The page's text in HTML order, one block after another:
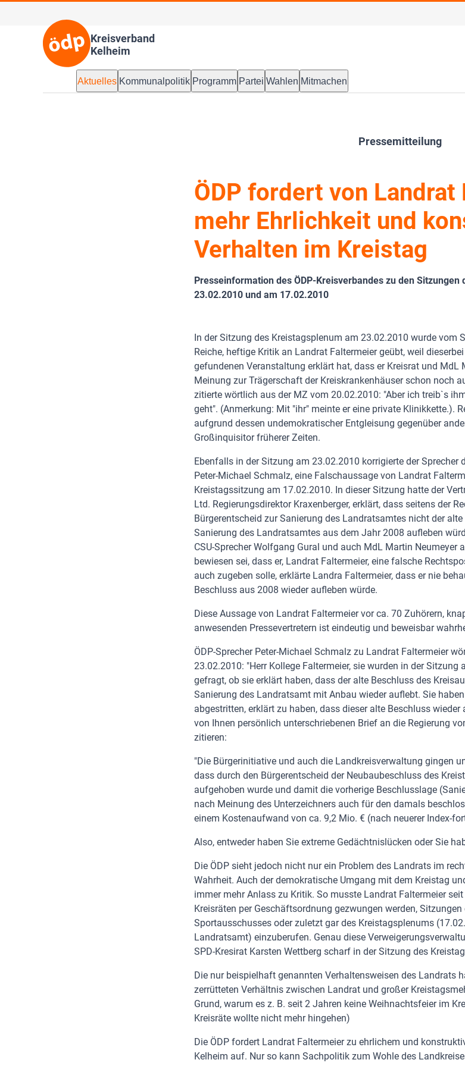
Kreisverband
Kelheim
Aktuelles Kommunalpolitik Programm Partei Wahlen Mitmachen
Pressemitteilung
ÖDP fordert von
mehr Ehrlichkeit und
Verhalten im Kreistag
Presseinformation des ÖDP-Kreisverbandes zu den Sitzungen
23.02.2010 und am 17.02.2010
In der Sitzung des Kreistagsplenum am 23.02.2010 wurde vom
Reiche, heftige Kritik an Landrat Faltermeier geübt, weil
gefundenen Veranstaltung erklärt hat, dass er Kreisrat und MdL
Meinung zur Trägerschaft der Kreiskrankenhäuser schon noch
zitierte wörtlich aus der MZ vom 20.02.2010: "Aber ich treib`s
geht". (Anmerkung: Mit "ihr" meinte er eine private Klinikkette.).
aufgrund dessen undemokratischer Entgleisung gegenüber
Großinquisitor früherer Zeiten.
Ebenfalls in der Sitzung am 23.02.2010 korrigierte der Sprecher
Peter-Michael Schmalz, eine Falschaussage von Landrat
Kreistagssitzung am 17.02.2010. In dieser Sitzung hatte der
Ltd. Regierungsdirektor Kraxenberger, erklärt, dass seitens der
Bürgerentscheid zur Sanierung des Landratsamtes nicht der
Sanierung des Landratsamtes aus dem Jahr 2008 aufleben
CSU-Sprecher Wolfgang Gural und auch MdL Martin Neumeyer
bewiesen sei, dass er, Landrat Faltermeier, eine falsche
auch zugeben solle, erklärte Landra Faltermeier, dass er nie
Beschluss aus 2008 wieder aufleben würde.
Diese Aussage von Landrat Faltermeier vor ca. 70 Zuhörern,
anwesenden Pressevertretern ist eindeutig und beweisbar
ÖDP-Sprecher Peter-Michael Schmalz zu Landrat Faltermeier
23.02.2010: "Herr Kollege Faltermeier, sie wurden in der
gefragt, ob sie erklärt haben, dass der alte Beschluss des
Sanierung des Landratsamt mit Anbau wieder auflebt. Sie
abgestritten, erklärt zu haben, dass dieser alte Beschluss
von Ihnen persönlich unterschriebenen Brief an die Regierung
zitieren:
"Die Bürgerinitiative und auch die Landkreisverwaltung gingen
dass durch den Bürgerentscheid der Neubaubeschluss des
aufgehoben wurde und damit die vorherige Beschlusslage
nach Meinung des Unterzeichners auch für den damals
einem Kostenaufwand von ca. 9,2 Mio. € (nach neuerer Index-
Also, entweder haben Sie extreme Gedächtnislücken oder Sie
Die ÖDP sieht jedoch nicht nur ein Problem des Landrats im
Wahrheit. Auch der demokratische Umgang mit dem Kreistag
immer mehr Anlass zu Kritik. So musste Landrat Faltermeier
Kreisräten per Geschäftsordnung gezwungen werden,
Sportausschusses oder zuletzt gar des Kreistagsplenums
Landratsamt) einzuberufen. Genau diese
SPD-Kresirat Karsten Wettberg scharf in der Sitzung des
Die nur beispielhaft genannten Verhaltensweisen des Landrats
zerrütteten Verhältnis zwischen Landrat und großer
Grund, warum es z. B. seit 2 Jahren keine Weihnachtsfeier im
Kreisräte wollte nicht mehr hingehen)
Die ÖDP fordert Landrat Faltermeier zu ehrlichem und
Kelheim auf. Nur so kann Sachpolitik zum Wohle des